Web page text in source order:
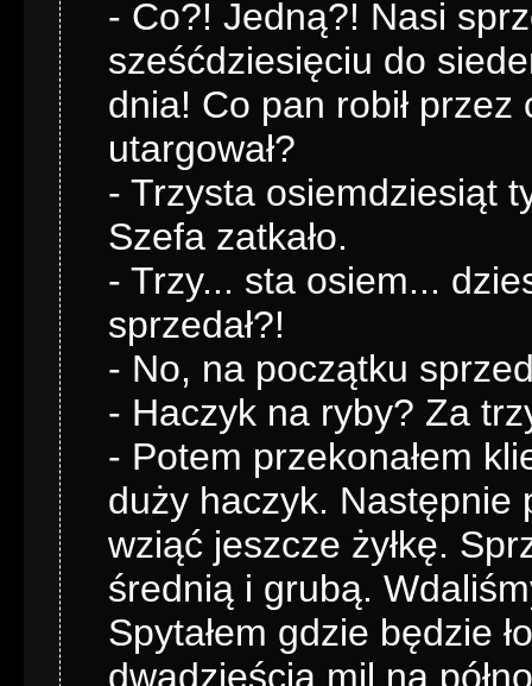
- Co?! Jedną?! Nasi
sześćdziesięciu do
dnia! Co pan robił przez
utargował?
- Trzysta osiemdziesiąt
Szefa zatkało.
- Trzy... sta osiem...
sprzedał?!
- No, na początku
- Haczyk na ryby? Za
- Potem przekonałem
duży haczyk. Następnie
wziąć jeszcze żyłkę.
średnią i grubą.
Spytałem gdzie będzie
dwadzieścia mil na